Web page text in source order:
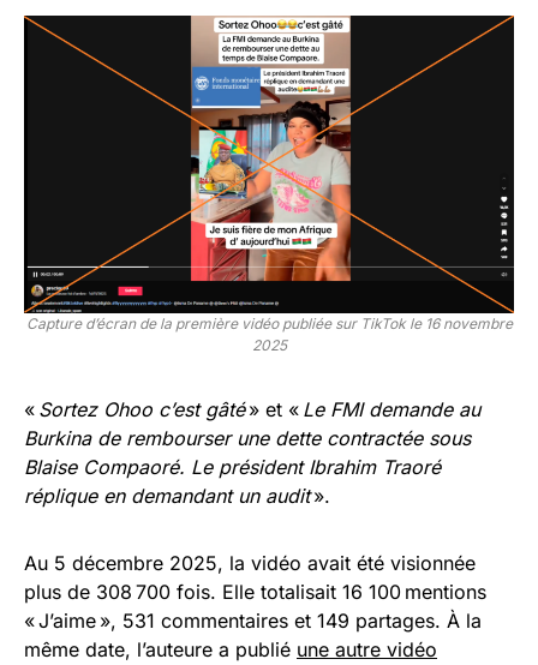
Capture d’écran de la première vidéo publiée sur TikTok le 16 novembre
2025
« Sortez Ohoo c’est gâté» et « Le FMI demande au
Burkina de rembourser une dette contractée sous
Blaise Compaoré. Le président Ibrahim Traoré
réplique en demandant un audit».
Au 5 décembre 2025, la vidéo avait été visionnée
plus de 308 700 fois. Elle totalisait 16 100 mentions
« J’aime », 531 commentaires et 149 partages. À la
même date, l’auteure a publié une autre vidéo